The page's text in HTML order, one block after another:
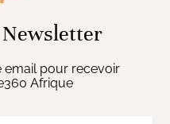
email pour recevoir
Afrique